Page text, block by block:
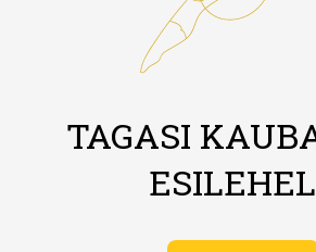
TAGASI